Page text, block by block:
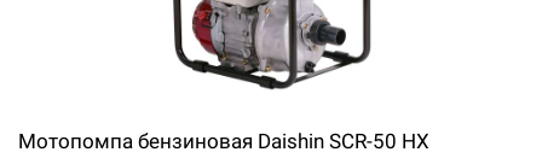
Мотопомпа бензиновая Daishin SCR-50 HX